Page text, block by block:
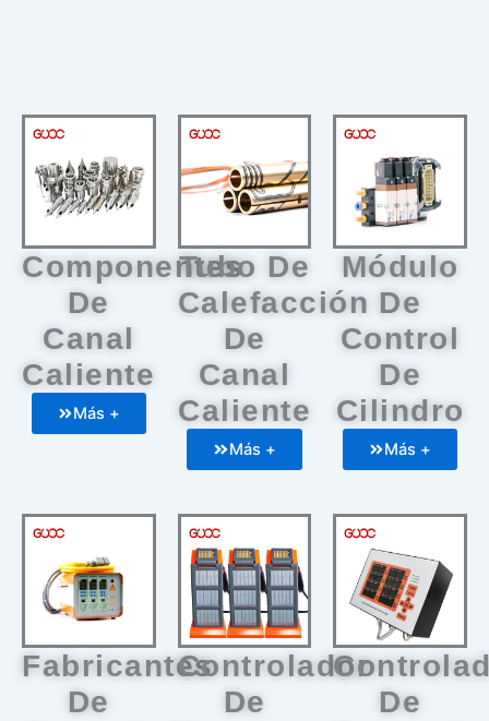
Componentes
De
Canal
Caliente
Más +
Tubo De
Calefacción
De
Canal
Caliente
Más +
Módulo
De
Control
De
Cilindro
Más +
Fabricantes
De
Controlador
De
De